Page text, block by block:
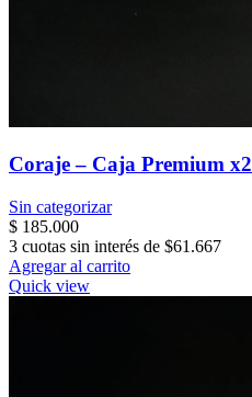
Coraje – Caja Premium x2
Sin categorizar
$ 185.000
3 cuotas sin interés de $61.667
Agregar al carrito
Quick view